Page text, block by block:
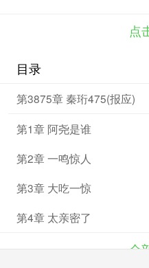
给你，回来吧！” 苏婳红唇
空！” 后来，她终于遇到
不欲生。 直到他手拿钻戒
点
目录
第3875章 秦珩475(报应)
第1章 阿尧是谁
第2章 一鸣惊人
第3章 大吃一惊
第4章 太亲密了
全